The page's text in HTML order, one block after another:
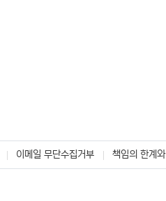
이메일 무단수집거부 책임의 한계